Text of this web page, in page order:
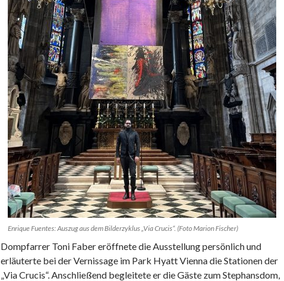
Enrique Fuentes: Auszug aus dem Bilderzyklus „Via Crucis“. (Foto Marion Fischer)
Dompfarrer Toni Faber eröffnete die Ausstellung persönlich und
erläuterte bei der Vernissage im Park Hyatt Vienna die Stationen der
„Via Crucis“. Anschließend begleitete er die Gäste zum Stephansdom,